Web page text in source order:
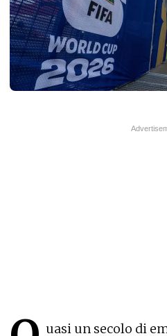
uasi un secolo di